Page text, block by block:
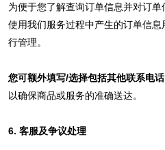
为便于您了解查询订单信息并对订
使用我们服务过程中产生的订单信
行管理。
您可额外填写/选择包括其他联系电话
以确保商品或服务的准确送达。
6. 客服及争议处理